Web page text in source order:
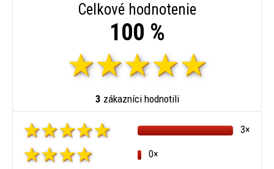
Celkové hodnotenie
100 %
3 zákazníci hodnotili
3×
0×